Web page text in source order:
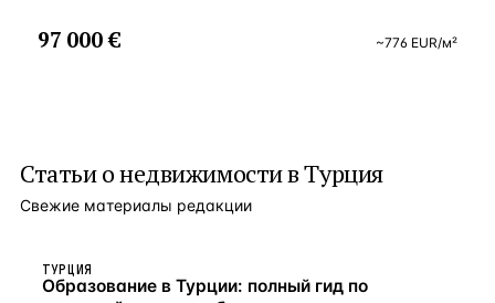
97 000 € ~776 EUR/м²
Статьи онедвижимости в Турция
Свежие материалы редакции
ТУРЦИЯ
Образование в Турции: полный гид по